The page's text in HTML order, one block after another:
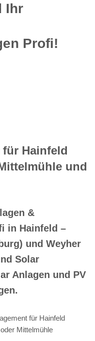
Ihr
Profi!
Hainfeld
und
&
in Hainfeld –
und Weyher
Solar
Anlagen und PV
für Hainfeld
Mittelmühle